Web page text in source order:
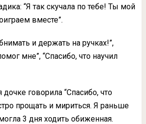
“Я так скучала по тебе! Ты мой
вместе”.
и держать на ручках!”,
мне”, “Спасибо, что научил
говорила “Спасибо, что
прощать и мириться. Я раньше
3 дня ходить обиженная.